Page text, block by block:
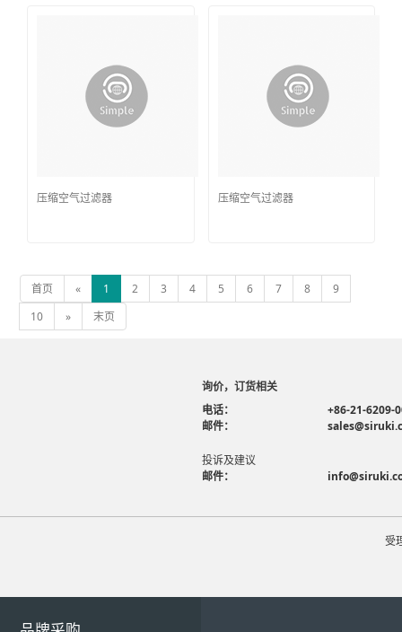
压缩空气过滤器 压缩空气过滤器
首页 « 1 2 3 4 5 6 7 8
9
10
» 末页
询价，订货相关
电话：
+86-21-6209-
邮件：
投诉及建议
邮件：
受